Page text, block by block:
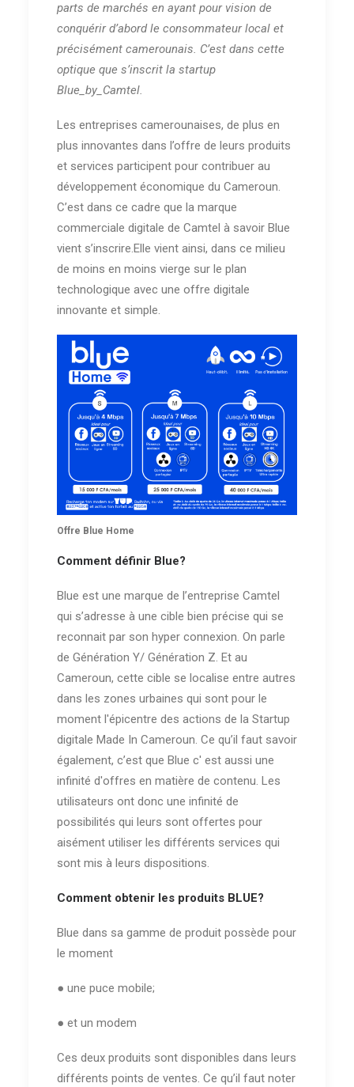
parts de marchés en ayant pour vision de
conquérir d’abord le consommateur local et
précisément camerounais. C’est dans cette
optique que s’inscrit la startup
Blue_by_Camtel.
Les entreprises camerounaises, de plus en
plus innovantes dans l’offre de leurs produits
et services participent pour contribuer au
développement économique du Cameroun.
C’est dans ce cadre que la marque
commerciale digitale de Camtel à savoir Blue
vient s’inscrire.Elle vient ainsi, dans ce milieu
de moins en moins vierge sur le plan
technologique avec une offre digitale
innovante et simple.
Offre Blue Home
Comment définir Blue?
Blue est une marque de l’entreprise Camtel
qui s’adresse à une cible bien précise qui se
reconnait par son hyper connexion. On parle
de Génération Y/ Génération Z. Et au
Cameroun, cette cible se localise entre autres
dans les zones urbaines qui sont pour le
moment l'épicentre des actions de la Startup
digitale Made In Cameroun. Ce qu’il faut savoir
également, c’est que Blue c' est aussi une
infinité d'offres en matière de contenu. Les
utilisateurs ont donc une infinité de
possibilités qui leurs sont offertes pour
aisément utiliser les différents services qui
sont mis à leurs dispositions.
Comment obtenir les produits BLUE?
Blue dans sa gamme de produit possède pour
le moment
● une puce mobile;
● et un modem
Ces deux produits sont disponibles dans leurs
différents points de ventes. Ce qu’il faut noter